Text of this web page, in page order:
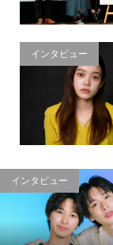
インタビュー
インタビュー